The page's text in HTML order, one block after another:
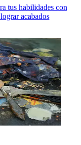
tus habilidades con
acabados